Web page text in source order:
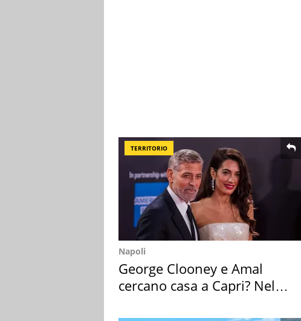
TERRITORIO
Napoli
George Clooney e Amal
cercano casa a Capri? Nel